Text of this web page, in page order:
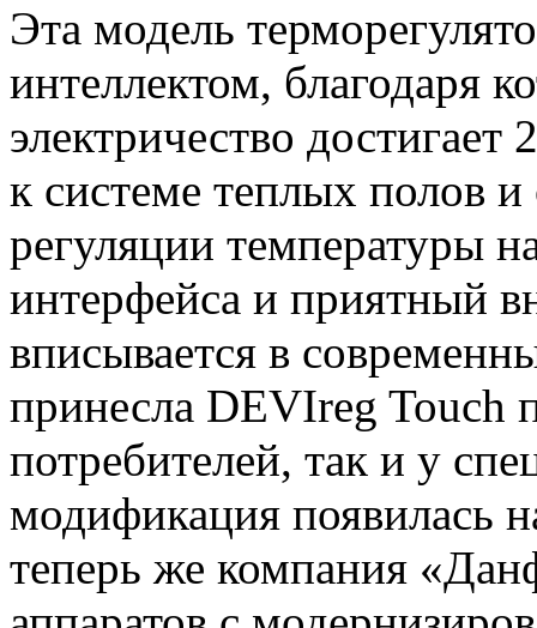
Эта модель
интеллектом, благодаря
электричество
к системе теплых полов
регуляции температуры
интерфейса и приятный
вписывается в
принесла DEVIreg Touch
потребителей, так и у
модификация появилась
теперь же компания